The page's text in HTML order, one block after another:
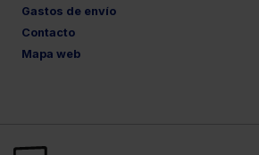
Gastos de envío
Contacto
Mapa web